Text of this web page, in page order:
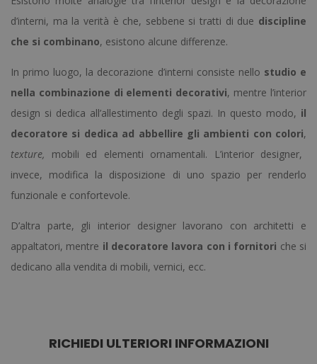
d’interni, ma la verità è che, sebbene si tratti di due discipline
che si combinano, esistono alcune differenze.
In primo luogo, la decorazione d’interni consiste nello studio e
nella combinazione di elementi decorativi, mentre l’interior
design si dedica all’allestimento degli spazi. In questo modo, il
decoratore si dedica ad abbellire gli ambienti con colori,
texture, mobili ed elementi ornamentali. L’interior designer,
invece, modifica la disposizione di uno spazio per renderlo
funzionale e confortevole.
D’altra parte, gli interior designer lavorano con architetti e
appaltatori, mentre il decoratore lavora con i fornitori che si
dedicano alla vendita di mobili, vernici, ecc.
RICHIEDI ULTERIORI INFORMAZIONI